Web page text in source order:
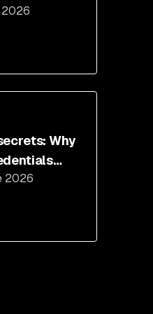
Harder
2026
Why
in 2025,
about it
2026